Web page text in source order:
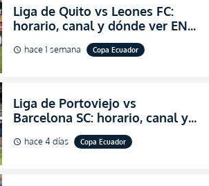
Liga de Quito vs Leones FC:
horario, canal y dónde ver EN
VIVO los octavos de final de la
Copa Ecuador 2026
schedule hace 1 semana Copa Ecuador
Liga de Portoviejo vs
Barcelona SC: horario, canal y
dónde ver EN VIVO los octavos
de final de la Copa Ecuador
schedule hace 4 días Copa Ecuador